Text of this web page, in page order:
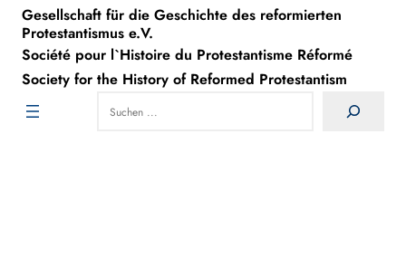
Direkt
zum
Inhalt
wechseln
Gesellschaft für die Geschichte des reformierten
Protestantismus e.V.
Société pour l`Histoire du Protestantisme Réformé
Society for the History of Reformed Protestantism
Search